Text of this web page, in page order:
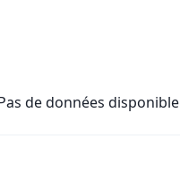
de données disponible